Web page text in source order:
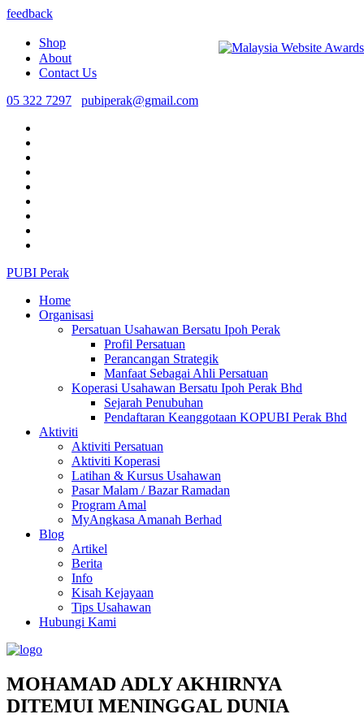
feedback
Shop
About
Contact Us
05 322 7297
pubiperak@gmail.com
PUBI Perak
Home
Organisasi
Persatuan Usahawan Bersatu Ipoh Perak
Profil Persatuan
Perancangan Strategik
Manfaat Sebagai Ahli Persatuan
Koperasi Usahawan Bersatu Ipoh Perak Bhd
Sejarah Penubuhan
Pendaftaran Keanggotaan KOPUBI Perak Bhd
Aktiviti
Aktiviti Persatuan
Aktiviti Koperasi
Latihan & Kursus Usahawan
Pasar Malam / Bazar Ramadan
Program Amal
MyAngkasa Amanah Berhad
Blog
Artikel
Berita
Info
Kisah Kejayaan
Tips Usahawan
Hubungi Kami
MOHAMAD ADLY AKHIRNYA
DITEMUI MENINGGAL DUNIA